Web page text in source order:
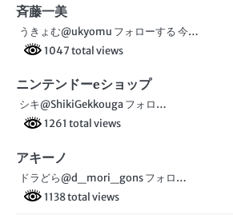
ビ
ゲ
シ
ョ
ン
斉藤一美
うきょむ@ukyomu フォローする 今…
1047 total views
ニンテンドーeショップ
シキ@ShikiGekkouga フォロ…
1261 total views
アキーノ
ドラどら@d_mori_gons フォロ…
1138 total views